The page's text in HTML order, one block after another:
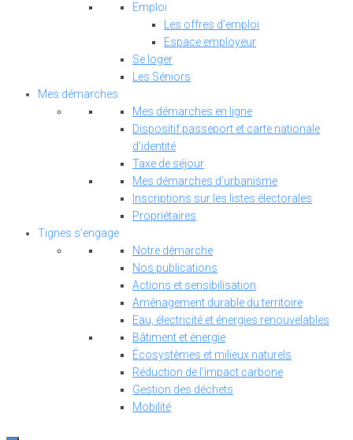
Emploi
Les offres d’emploi
Espace employeur
Se loger
Les Séniors
Mes démarches
Mes démarches en ligne
Dispositif passeport et carte nationale
d’identité
Taxe de séjour
Mes démarches d'urbanisme
Inscriptions sur les listes électorales
Propriétaires
Tignes s’engage
Notre démarche
Nos publications
Actions et sensibilisation
Aménagement durable du territoire
Eau, électricité et énergies renouvelables
Bâtiment et énergie
Écosystèmes et milieux naturels
Réduction de l’impact carbone
Gestion des déchets
Mobilité